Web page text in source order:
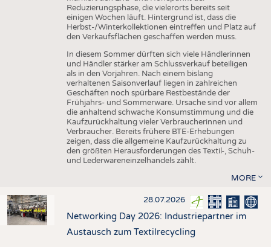
Reduzierungsphase, die vielerorts bereits seit
einigen Wochen läuft. Hintergrund ist, dass die
Herbst-/Winterkollektionen eintreffen und Platz auf
den Verkaufsflächen geschaffen werden muss.
In diesem Sommer dürften sich viele Händlerinnen
und Händler stärker am Schlussverkauf beteiligen
als in den Vorjahren. Nach einem bislang
verhaltenen Saisonverlauf liegen in zahlreichen
Geschäften noch spürbare Restbestände der
Frühjahrs- und Sommerware. Ursache sind vor allem
die anhaltend schwache Konsumstimmung und die
Kaufzurückhaltung vieler Verbraucherinnen und
Verbraucher. Bereits frühere BTE-Erhebungen
zeigen, dass die allgemeine Kaufzurückhaltung zu
den größten Herausforderungen des Textil-, Schuh-
und Lederwareneinzelhandels zählt.
MORE
28.07.2026
Networking Day 2026: Industriepartner im
Austausch zum Textilrecycling